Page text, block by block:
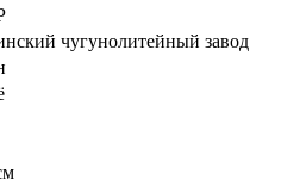
чугунолитейный завод